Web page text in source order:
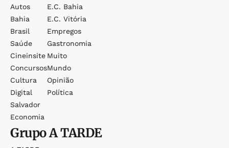
Autos
Bahia
Brasil
Saúde
Cineinsite
Concursos
Cultura
Digital
Salvador
Economia
E.c. Bahia
E.c. Vitória
Empregos
Gastronomia
Muito
Mundo
Opinião
Política
GrupoA TARDE